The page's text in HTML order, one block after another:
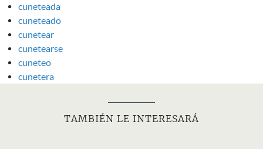
cuneteada
cuneteado
cunetear
cunetearse
cuneteo
cunetera
TAMBIÉN LE INTERESARÁ